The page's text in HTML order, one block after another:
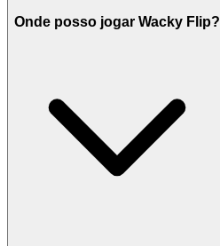
Onde posso jogar Wacky Flip?